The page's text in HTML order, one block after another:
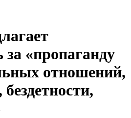
«пропаганду
отношений,